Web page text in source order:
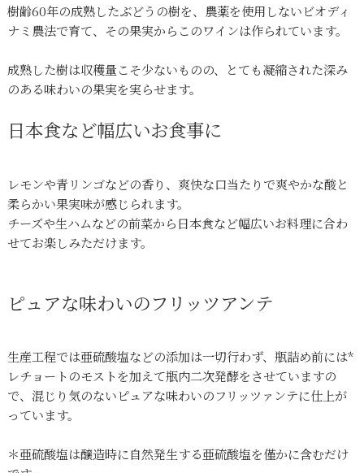
樹齢60年の成熟したぶどうの樹を、農薬を使用しないビオディ
ナミ農法で育て、その果実からこのワインは作られています。
成熟した樹は収穫量こそ少ないものの、とても凝縮された深み
のある味わいの果実を実らせます。
日本食など幅広いお食事に
レモンや青リンゴなどの香り、爽快な口当たりで爽やかな酸と
柔らかい果実味が感じられます。
チーズや生ハムなどの前菜から日本食など幅広いお料理に合わ
せてお楽しみただけます。
ピュアな味わいのフリッツアンテ
生産工程では亜硫酸塩などの添加は一切行わず、瓶詰め前には*
レチョートのモストを加えて瓶内二次発酵をさせていますの
で、混じり気のないピュアな味わいのフリッツァンテに仕上が
っています。
＊亜硫酸塩は醸造時に自然発生する亜硫酸塩を僅かに含むだけ